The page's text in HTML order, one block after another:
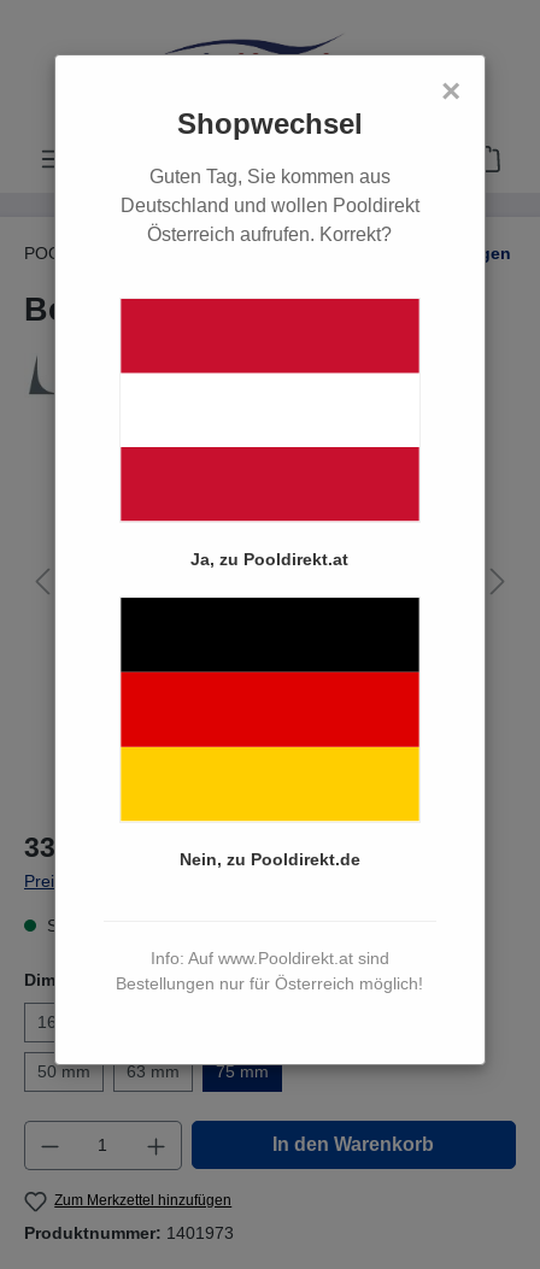
×
Shopwechsel
Guten Tag, Sie kommen aus
Deutschland und wollen Pooldirekt
Österreich aufrufen. Korrekt?
Ja, zu Pooldirekt.at
Nein, zu Pooldirekt.de
Info: Auf www.Pooldirekt.at sind
Bestellungen nur für Österreich möglich!
POOL Winkel & Bögen
Bogen 90 Grad D 75
33,90 €*
Preise inkl. MwSt. zzgl. Versandkosten
Sofort versandfertig, Lieferzeit 3 bis 5 Werktage
Dimension D
16 mm
50 mm 63 mm 75 mm
Produkt Anzahl: Gib den gewünschten
In den Warenkorb
Zum Merkzettel hinzufügen
Produktnummer: 1401973